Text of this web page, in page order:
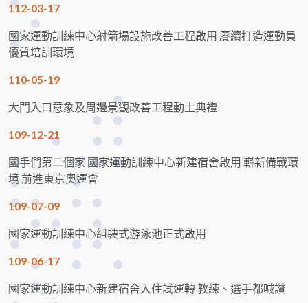
112-03-17
國家運動訓練中心射箭場設施改善工程啟用 賡續打造運動員
優質培訓環境
110-05-19
大門入口意象及周邊景觀改善工程動土典禮
109-12-21
國手們第二個家 國家運動訓練中心新建宿舍啟用 嶄新備戰環
境 前進東京奧運會
109-07-09
國家運動訓練中心組裝式游泳池正式啟用
109-06-17
國家運動訓練中心新建宿舍入住試運轉 教練、選手都喊讚